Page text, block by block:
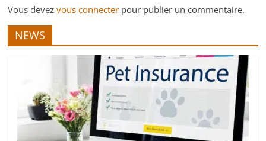
Vous devezvous connecter pour publier un commentaire.
NEWS